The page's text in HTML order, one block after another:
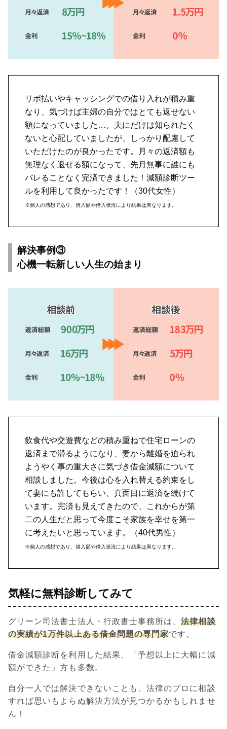
リボ払いやキャッシングでの借り入れが積み重
なり、気づけば主婦の自分ではとても返せない
額になっていました…。夫にだけは知られたく
ないと心配していましたが、しっかり配慮して
いただけたのが良かったです。月々の返済額も
無理なく返せる額になって、先月無事に誰にも
バレることなく完済できました！減額診断ツー
ルを利用して良かったです！（30代女性）
※個人の感想であり、借入額や借入状況により結果は異なります。
解決事例③
心機一転新しい人生の始まり
飲食代や交遊費などの積み重ねで住宅ローンの
返済まで滞るようになり、妻から離婚を迫られ
ようやく事の重大さに気づき借金減額について
相談しました。今後は心を入れ替える約束をし
て妻にも許してもらい、真面目に返済を続けて
います。完済も見えてきたので、これからが第
二の人生だと思って今度こそ家族を幸せを第一
に考えたいと思っています。（40代男性）
※個人の感想であり、借入額や借入状況により結果は異なります。
気軽に無料診断してみて
グリーン司法書士法人・行政書士事務所は、法律相談
の実績が1万件以上ある借金問題の専門家です。
借金減額診断を利用した結果、「予想以上に大幅に減
額ができた」方も多数。
自分一人では解決できないことも、法律のプロに相談
すれば思いもよらぬ解決方法が見つかるかもしれませ
ん！